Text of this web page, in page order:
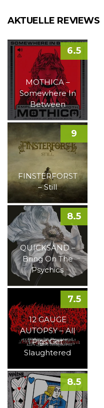
AKTUELLE REVIEWS
MOTHICA –
Somewhere In
Between
6.5
FINSTERFORST
– Still
9
QUICKSAND –
Bring On The
Psychics
8.5
12 GAUGE
AUTOPSY – All
Pigs Get
Slaughtered
7.5
8.5